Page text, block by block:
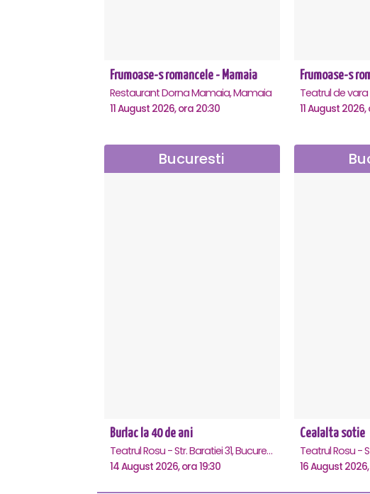
Frumoase-s romancele - Mamaia
Restaurant Dorna Mamaia, Mamaia
11 August 2026, ora 20:30
Frumoase-s
11 August
Bucuresti
Burlac la 40 de ani
Teatrul Rosu - Str. Baratiei 31, Bucuresti
14 August 2026, ora 19:30
Cealalta sotie
16 August